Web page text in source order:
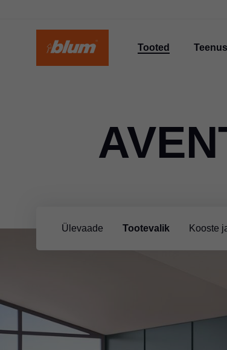
Tooted
Ülevaade Tootevalik Kooste